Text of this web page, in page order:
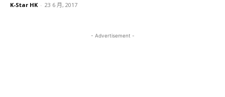
K-Star HK - 23 6 月, 2017
- Advertisement -